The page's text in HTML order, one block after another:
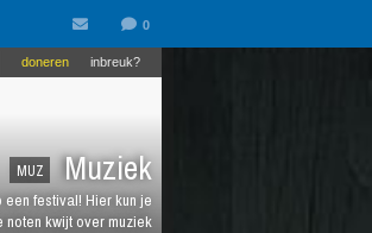
MUZ Muziek
festival! Hier kun je
kwijt over muziek
inbreuk?
doneren